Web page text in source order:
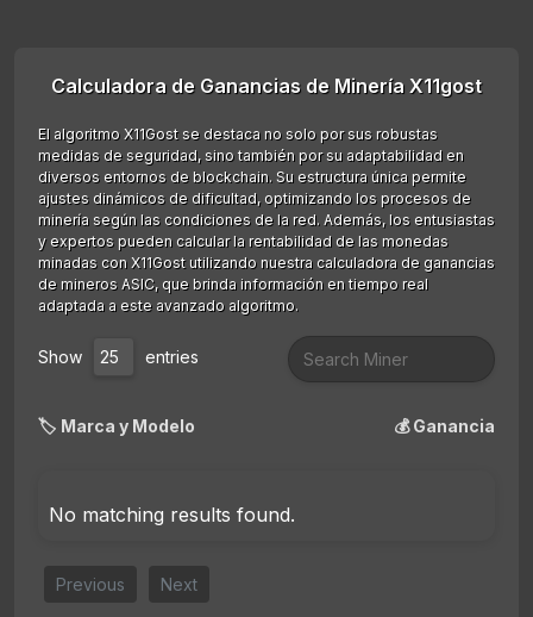
Calculadora de Ganancias de Minería X11gost
El algoritmo X11Gost se destaca no solo por sus robustas
medidas de seguridad, sino también por su adaptabilidad en
diversos entornos de blockchain. Su estructura única permite
ajustes dinámicos de dificultad, optimizando los procesos de
minería según las condiciones de la red. Además, los entusiastas
y expertos pueden calcular la rentabilidad de las monedas
minadas con X11Gost utilizando nuestra calculadora de ganancias
de mineros ASIC, que brinda información en tiempo real
adaptada a este avanzado algoritmo.
Show entries
🏷️ Marca y Modelo 💰 Ganancia
No matching results found.
Previous Next